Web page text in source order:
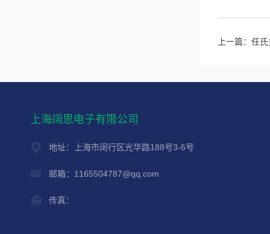
上一篇： 任氏
上海阔思电子有限公司
地址：上海市闵行区光华路188号3-6号
邮箱：1165504787@qq.com
传真：